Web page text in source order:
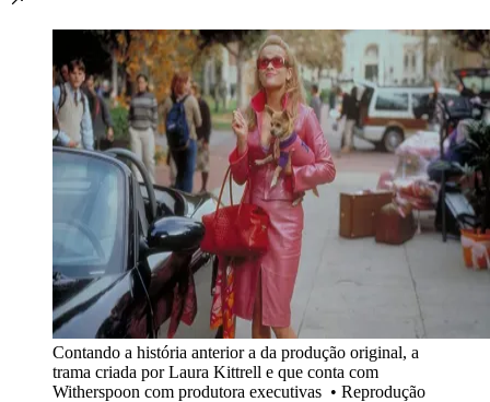
Contando a história anterior a da produção original, a
trama criada por Laura Kittrell e que conta com
Witherspoon com produtora executivas • Reprodução